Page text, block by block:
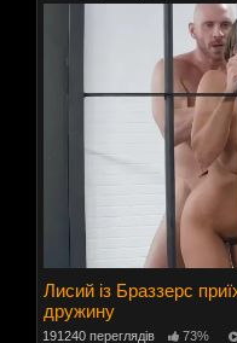
Лисий із Браззерс
дружину
191240 переглядів 73%